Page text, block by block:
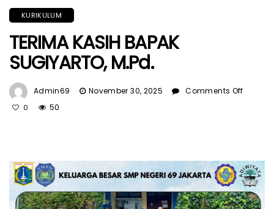
KURIKULUM
TERIMA KASIH BAPAK
SUGIYARTO, M.Pd.
Admin69 November 30, 2025 Comments Off
0 50